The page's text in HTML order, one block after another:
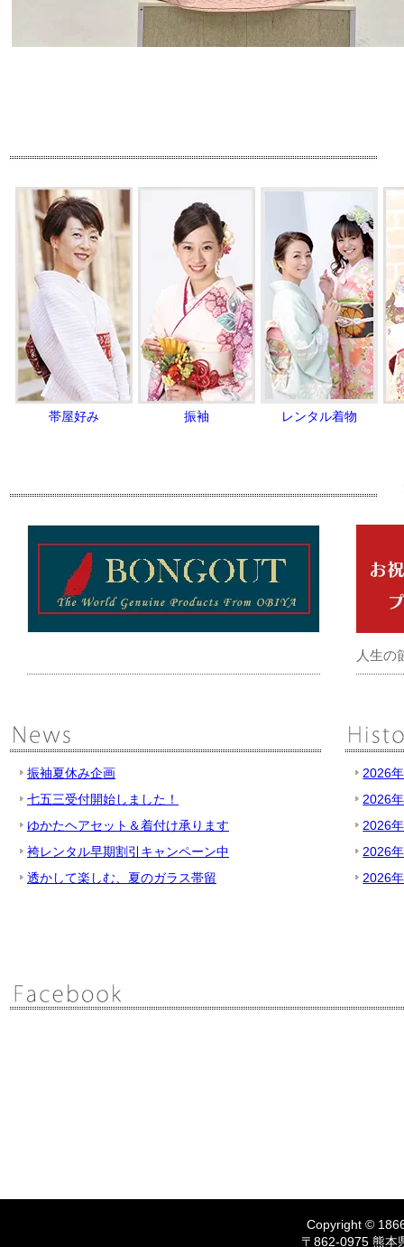
帯屋好み 振袖 レンタル着物
人生の
振袖夏休み企画
七五三受付開始しました！
ゆかたヘアセット＆着付け承ります
袴レンタル早期割引キャンペーン中
透かして楽しむ、夏のガラス帯留
2026
2026
2026
2026
2026
Copyright ©
〒862-0975 熊本